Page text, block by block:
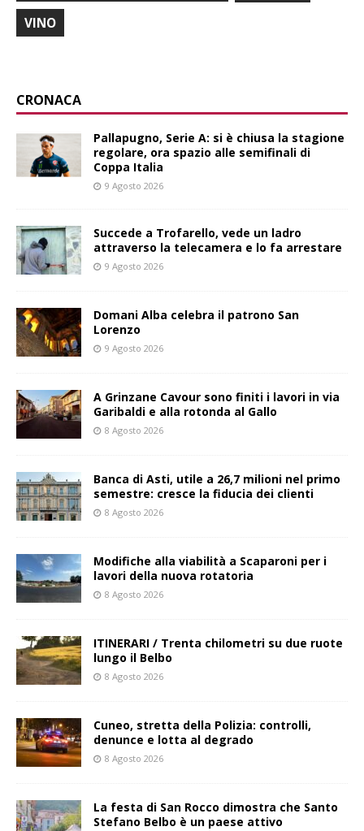
VINO
CRONACA
Pallapugno, Serie A: si è chiusa la stagione
regolare, ora spazio alle semifinali di
Coppa Italia
9 Agosto 2026
Succede a Trofarello, vede un ladro
attraverso la telecamera e lo fa arrestare
9 Agosto 2026
Domani Alba celebra il patrono San
Lorenzo
9 Agosto 2026
A Grinzane Cavour sono finiti i lavori in via
Garibaldi e alla rotonda al Gallo
8 Agosto 2026
Banca di Asti, utile a 26,7 milioni nel primo
semestre: cresce la fiducia dei clienti
8 Agosto 2026
Modifiche alla viabilità a Scaparoni per i
lavori della nuova rotatoria
8 Agosto 2026
ITINERARI / Trenta chilometri su due ruote
lungo il Belbo
8 Agosto 2026
Cuneo, stretta della Polizia: controlli,
denunce e lotta al degrado
8 Agosto 2026
La festa di San Rocco dimostra che Santo
Stefano Belbo è un paese attivo